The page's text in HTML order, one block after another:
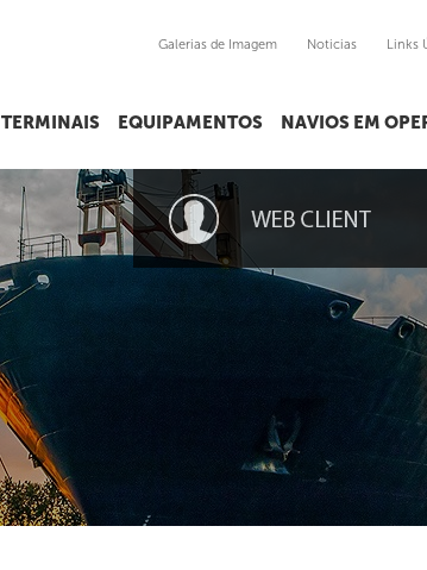
Galerias de Imagem Noticias Links
TERMINAIS EQUIPAMENTOS NAVIOS EM